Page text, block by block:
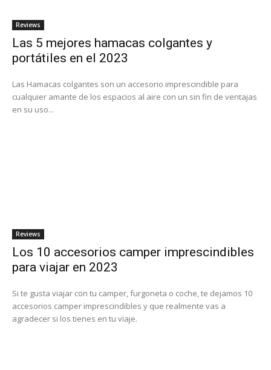
Reviews
Las 5 mejores hamacas colgantes y
portátiles en el 2023
Las Hamacas colgantes son un accesorio imprescindible para
cualquier amante de los espacios al aire con un sin fin de ventajas
en su uso...
Reviews
Los 10 accesorios camper imprescindibles
para viajar en 2023
Si te gusta viajar con tu camper, furgoneta o coche, te dejamos 10
accesorios camper imprescindibles y que realmente vas a
agradecer si los tienes en tu viaje.